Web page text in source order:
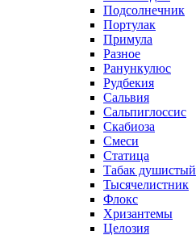
Подсолнечник
Портулак
Примула
Разное
Ранункулюс
Рудбекия
Сальвия
Сальпиглоссис
Скабиоза
Смеси
Статица
Табак душистый
Тысячелистник
Флокс
Хризантемы
Целозия